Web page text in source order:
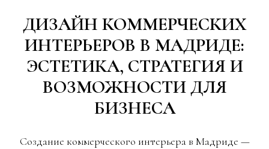
ДИЗАЙН КОММЕРЧЕСКИХ
ИНТЕРЬЕРОВ В МАДРИДЕ:
ЭСТЕТИКА, СТРАТЕГИЯ И
ВОЗМОЖНОСТИ ДЛЯ
БИЗНЕСА
Создание коммерческого интерьера в Мадриде —